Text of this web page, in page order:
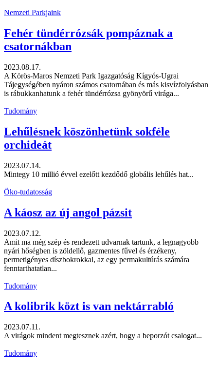
Nemzeti Parkjaink
Fehér tündérrózsák pompáznak a
csatornákban
2023.08.17.
A Körös-Maros Nemzeti Park Igazgatóság Kígyós-Ugrai
Tájegységében nyáron számos csatornában és más kisvízfolyásban
is rábukkanhatunk a fehér tündérrózsa gyönyörű virága...
Tudomány
Lehűlésnek köszönhetünk sokféle
orchideát
2023.07.14.
Mintegy 10 millió évvel ezelőtt kezdődő globális lehűlés hat...
Öko-tudatosság
A káosz az új angol pázsit
2023.07.12.
Amit ma még szép és rendezett udvarnak tartunk, a legnagyobb
nyári hőségben is zöldellő, gazmentes fűvel és érzékeny,
permetigényes díszbokrokkal, az egy permakultúrás számára
fenntarthatatlan...
Tudomány
A kolibrik közt is van nektárrabló
2023.07.11.
A virágok mindent megtesznek azért, hogy a beporzót csalogat...
Tudomány